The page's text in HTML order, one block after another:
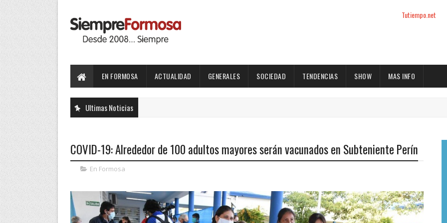
Tutiempo.net
EN FORMOSA ACTUALIDAD GENERALES SOCIEDAD TENDENCIAS SHOW MAS INFO
Ultimas Noticias
COVID-19: Alrededor de 100 adultos mayores serán vacunados en Subteniente Perín
En Formosa